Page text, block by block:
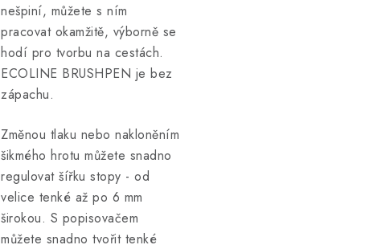
nešpiní, můžete s ním
pracovat okamžitě, výborně se
hodí pro tvorbu na cestách.
ECOLINE BRUSHPEN je bez
zápachu.
Změnou tlaku nebo nakloněním
šikmého hrotu můžete snadno
regulovat šířku stopy - od
velice tenké až po 6 mm
širokou. S popisovačem
můžete snadno tvořit tenké